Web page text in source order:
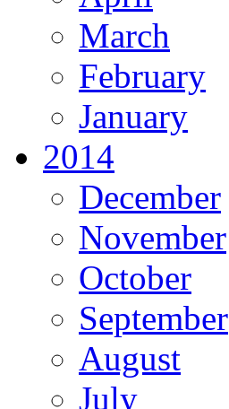
March
February
January
2014
December
November
October
September
August
July